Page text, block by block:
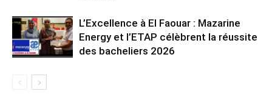
L’Excellence à El Faouar : Mazarine
Energy et l’ETAP célèbrent la réussite
des bacheliers 2026